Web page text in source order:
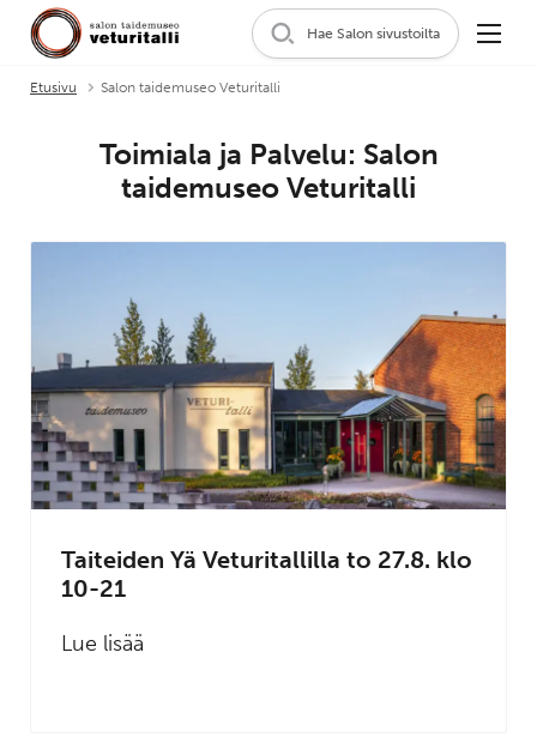
Hae Salon sivustoilta
Etusivu Salon taidemuseo Veturitalli
Toimiala ja Palvelu: Salon
taidemuseo Veturitalli
Taiteiden Yä Veturitallilla to 27.8. klo
10-21
Lue lisää